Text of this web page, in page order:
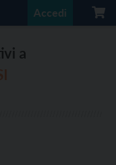
Accedi
a